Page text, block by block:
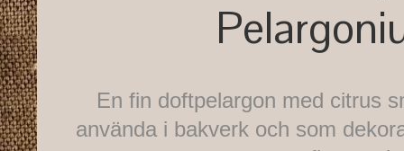
En fin doftpelargon med citrus
använda i bakverk och som